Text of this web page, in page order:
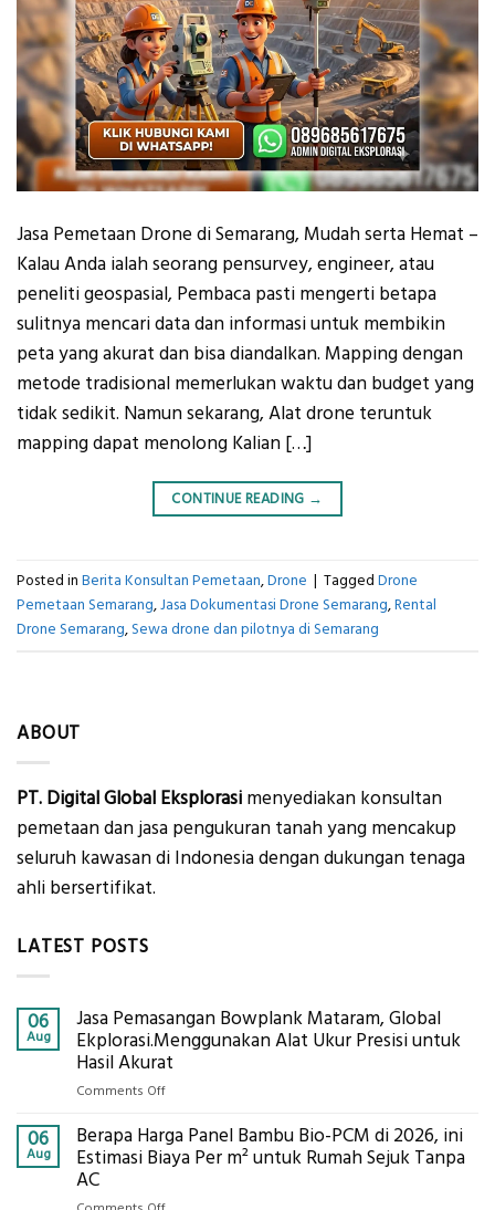
Jasa Pemetaan Drone di Semarang, Mudah serta Hemat –
Kalau Anda ialah seorang pensurvey, engineer, atau
peneliti geospasial, Pembaca pasti mengerti betapa
sulitnya mencari data dan informasi untuk membikin
peta yang akurat dan bisa diandalkan. Mapping dengan
metode tradisional memerlukan waktu dan budget yang
tidak sedikit. Namun sekarang, Alat drone teruntuk
mapping dapat menolong Kalian […]
CONTINUE READING →
Posted in Berita Konsultan Pemetaan,Drone | Tagged Drone
Pemetaan Semarang,Jasa Dokumentasi Drone Semarang,Rental
Drone Semarang,Sewa drone dan pilotnya di Semarang
ABOUT
PT. Digital Global Eksplorasi menyediakan konsultan
pemetaan dan jasa pengukuran tanah yang mencakup
seluruh kawasan di Indonesia dengan dukungan tenaga
ahli bersertifikat.
LATEST POSTS
06
Aug
Jasa Pemasangan Bowplank Mataram, Global
Ekplorasi.Menggunakan Alat Ukur Presisi untuk
Hasil Akurat
Comments Offon
Pemasangan
Bowplank
06
Aug
Berapa Harga Panel Bambu Bio-PCM di 2026, ini
Estimasi Biaya Per m² untuk Rumah Sejuk Tanpa
AC